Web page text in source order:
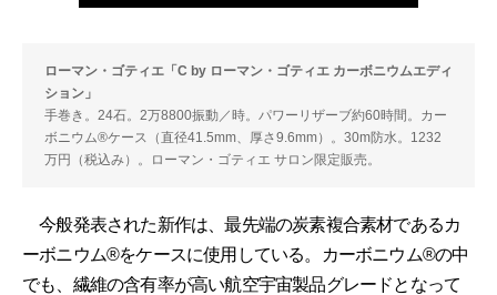
ローマン・ゴティエ「C by ローマン・ゴティエ カーボニウムエディ
ション」
手巻き。24石。2万8800振動／時。パワーリザーブ約60時間。カー
ボニウム®ケース（直径41.5mm、厚さ9.6mm）。30m防水。1232
万円（税込み）。ローマン・ゴティエ サロン限定販売。
今般発表された新作は、最先端の炭素複合素材であるカ
ーボニウム®をケースに使用している。カーボニウム®の中
でも、繊維の含有率が高い航空宇宙製品グレードとなって